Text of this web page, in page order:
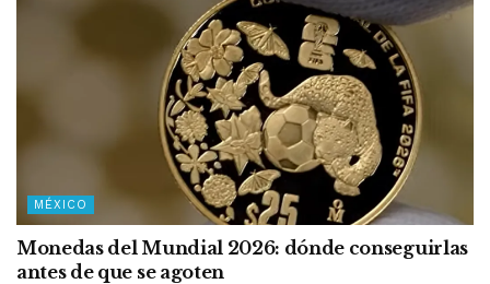
MÉXICO
Monedas del Mundial 2026: dónde conseguirlas
antes de que se agoten